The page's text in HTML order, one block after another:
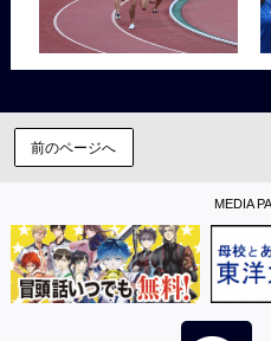
前のページへ
MEDIA